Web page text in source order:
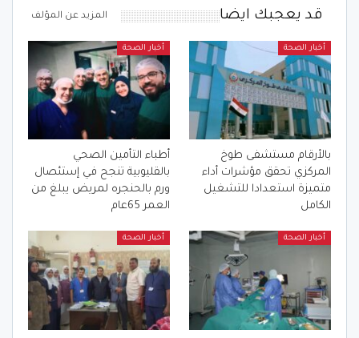
قد يعجبك ايضا المزيد عن المؤلف
أخبار الصحة
بالأرقام مستشفى طوخ
المركزي تحقق مؤشرات أداء
متميزة استعدادا للتشغيل
الكامل
أخبار الصحة
أطباء التأمين الصحي
بالقليوبية تنجح في إستئصال
ورم بالحنجره لمريض يبلغ من
العمر 65عام
أخبار الصحة أخبار الصحة